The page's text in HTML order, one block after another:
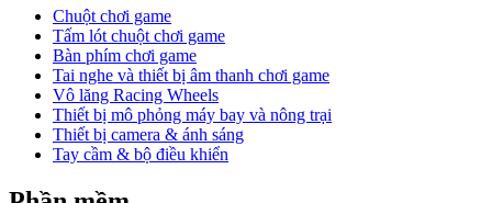
Chuột chơi game
Tấm lót chuột chơi game
Bàn phím chơi game
Tai nghe và thiết bị âm thanh chơi game
Vô lăng Racing Wheels
Thiết bị mô phỏng máy bay và nông trại
Thiết bị camera & ánh sáng
Tay cầm & bộ điều khiển